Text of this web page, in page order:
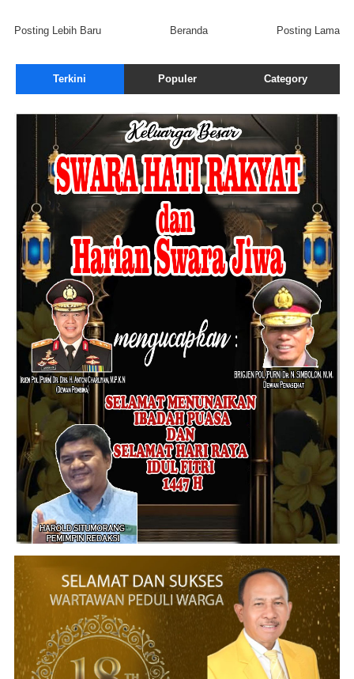
Posting Lebih Baru Posting Lama
Beranda
Terkini Populer Category